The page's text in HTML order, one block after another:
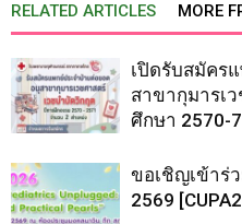
RELATED ARTICLES MORE
เปิดรับสมัคร
สาขากุมารเ
ศึกษา 2570-
ขอเชิญเข้าร่
2569